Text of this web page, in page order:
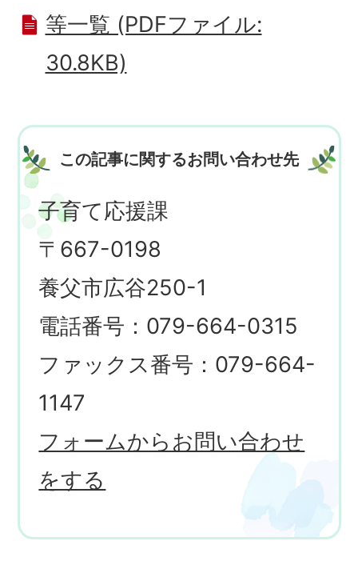
等一覧 (PDFファイル:
30.8KB)
この記事に関するお問い合わせ先
子育て応援課
〒667-0198
養父市広谷250-1
電話番号：079-664-0315
ファックス番号：079-664-
1147
フォームからお問い合わせ
をする